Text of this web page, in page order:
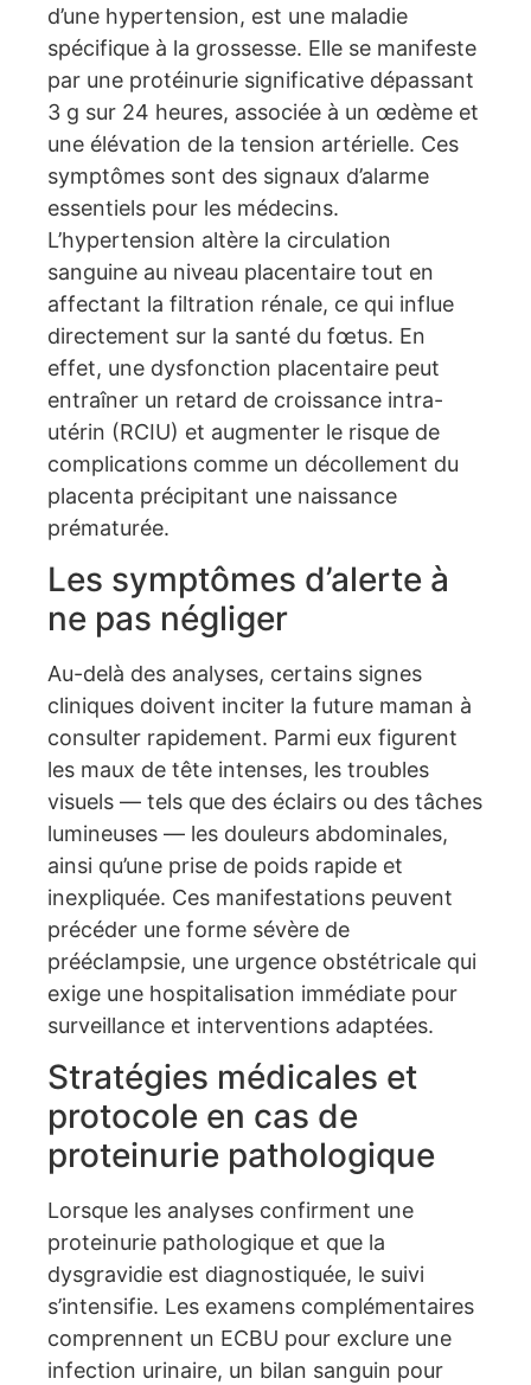
d’une hypertension, est une maladie
spécifique à la grossesse. Elle se manifeste
par une protéinurie significative dépassant
3 g sur 24 heures, associée à un œdème et
une élévation de la tension artérielle. Ces
symptômes sont des signaux d’alarme
essentiels pour les médecins.
L’hypertension altère la circulation
sanguine au niveau placentaire tout en
affectant la filtration rénale, ce qui influe
directement sur la santé du fœtus. En
effet, une dysfonction placentaire peut
entraîner un retard de croissance intra-
utérin (RCIU) et augmenter le risque de
complications comme un décollement du
placenta précipitant une naissance
prématurée.
Les symptômes d’alerte à
ne pas négliger
Au-delà des analyses, certains signes
cliniques doivent inciter la future maman à
consulter rapidement. Parmi eux figurent
les maux de tête intenses, les troubles
visuels — tels que des éclairs ou des tâches
lumineuses — les douleurs abdominales,
ainsi qu’une prise de poids rapide et
inexpliquée. Ces manifestations peuvent
précéder une forme sévère de
prééclampsie, une urgence obstétricale qui
exige une hospitalisation immédiate pour
surveillance et interventions adaptées.
Stratégies médicales et
protocole en cas de
proteinurie pathologique
Lorsque les analyses confirment une
proteinurie pathologique et que la
dysgravidie est diagnostiquée, le suivi
s’intensifie. Les examens complémentaires
comprennent un ECBU pour exclure une
infection urinaire, un bilan sanguin pour